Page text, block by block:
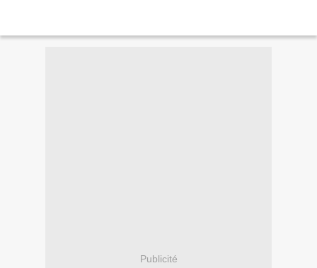
Publicité